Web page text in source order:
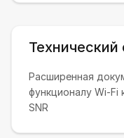
Технический
Расширенная
функционалу Wi-Fi
SNR